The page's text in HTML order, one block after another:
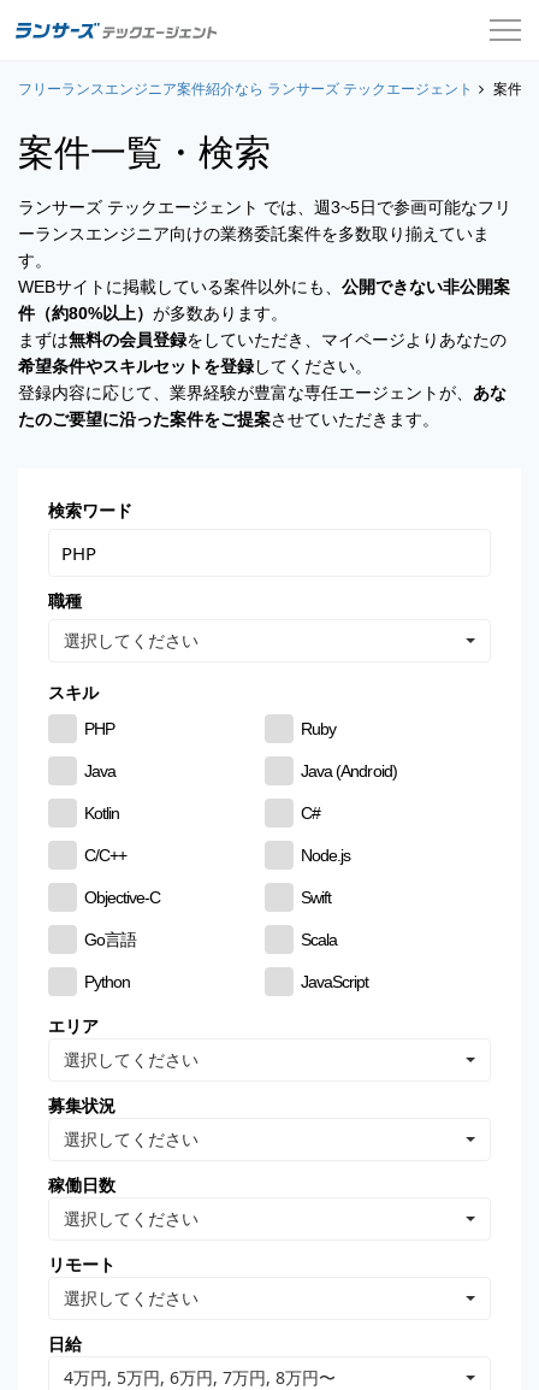
案件一覧
お役立ちコンテンツ
よくある質問
ログイン
会員登録
フリーランスエンジニア案件紹介なら ランサーズ テックエージェント 案件
案件一覧・検索
ランサーズ テックエージェント では、週3~5日で参画可能なフリ
ーランスエンジニア向けの業務委託案件を多数取り揃えていま
す。
WEBサイトに掲載している案件以外にも、 公開できない非公開案
件（約80%以上） が多数あります。
まずは無料の会員登録をしていただき、マイページよりあなたの
希望条件やスキルセットを登録してください。
登録内容に応じて、業界経験が豊富な専任エージェントが、 あな
たのご要望に沿った案件をご提案させていただきます。
検索ワード
職種
選択してください
スキル
PHP
Ruby
Java Java (Android)
Kotlin C#
C/C++ Node.js
Objective-C Swift
Go言語 Scala
Python JavaScript
CSS
MySQL
Oracle Database
Linux
VB.NET
WordPress
エリア
選択してください
募集状況
選択してください
稼働日数
選択してください
リモート
選択してください
日給
4万円, 5万円, 6万円, 7万円, 8万円〜